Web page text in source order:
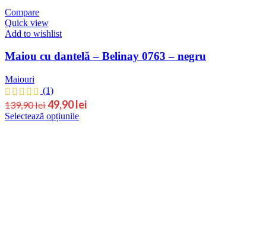
Compare
Quick view
Add to wishlist
Maiou cu dantelă – Belinay 0763 – negru
Maiouri
(1)
139,90leiPrețul
inițial
49,90leiPrețul
Selectează opțiunileAcest